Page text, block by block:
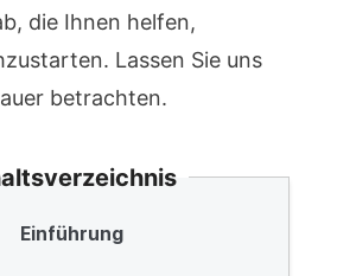
die Ihnen helfen,
Lassen Sie uns
betrachten.
Einführung